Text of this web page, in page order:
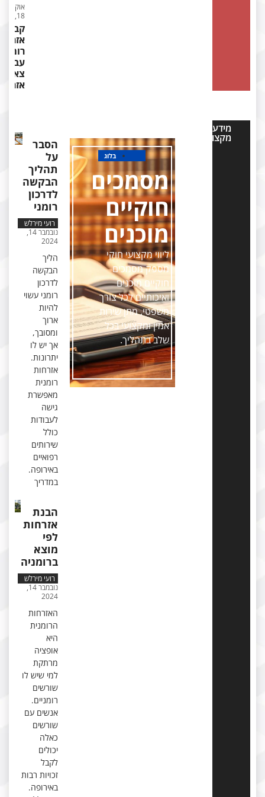
קבלת
אזרחות
רומנית
צאצאי
אזרחים
אוקטובר
מקצועי
בלוג
מסמכים
חוקיים
מוכנים
ליווי מקצועי חוקי
מספק מסמכים
חוקיים מוכנים
ואיכותיים לכל צורך
משפטי, מתן שירות
אמין ומקצועי בכל
שלב בתהליך.
הסבר
על
תהליך
הבקשה
לדרכון
רומני
רועי מירלש
נובמבר 14,
2024
הליך
הבקשה
לדרכון
רומני עשוי
להיות
ארוך
ומסובך,
אך יש לו
יתרונות.
אזרחות
רומנית
מאפשרת
לעבודות
שירותים
רפואיים
באירופה.
במדריך
הבנת
אזרחות
מוצא
ברומניה
רועי מירלש
נובמבר 14,
האזרחות
הרומנית
אופציה
מרתקת
למי שיש לו
שורשים
רומניים.
אנשים עם
שורשים
זכויות רבות
באירופה.